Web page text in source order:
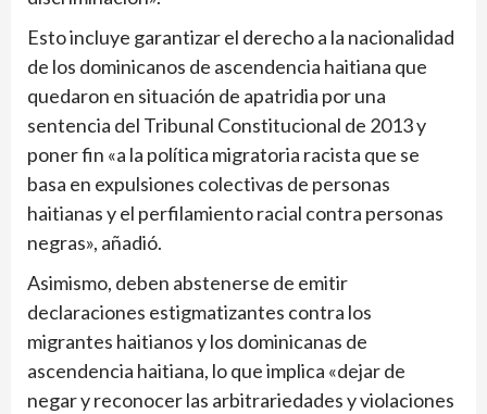
Esto incluye garantizar el derecho a la nacionalidad
de los dominicanos de ascendencia haitiana que
quedaron en situación de apatridia por una
sentencia del Tribunal Constitucional de 2013 y
poner fin «a la política migratoria racista que se
basa en expulsiones colectivas de personas
haitianas y el perfilamiento racial contra personas
negras», añadió.
Asimismo, deben abstenerse de emitir
declaraciones estigmatizantes contra los
migrantes haitianos y los dominicanas de
ascendencia haitiana, lo que implica «dejar de
negar y reconocer las arbitrariedades y violaciones